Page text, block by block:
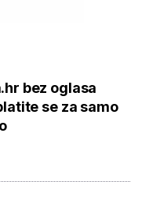
bez oglasa
se za samo